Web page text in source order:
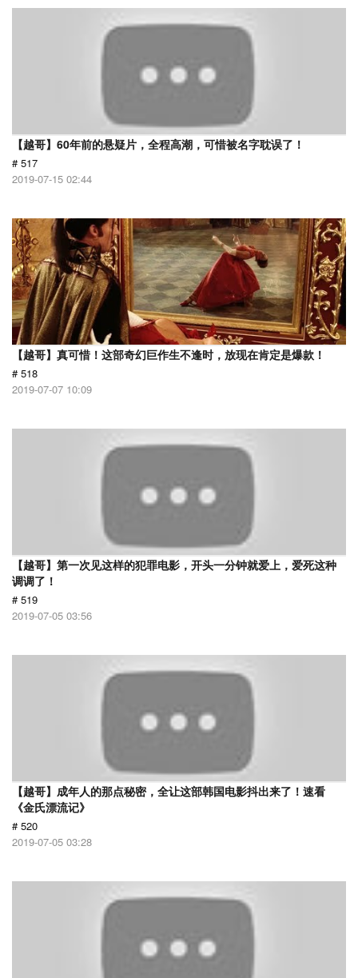
【越哥】60年前的悬疑片，全程高潮，可惜被名字耽误了！
# 517
2019-07-15 02:44
【越哥】真可惜！这部奇幻巨作生不逢时，放现在肯定是爆款！
# 518
2019-07-07 10:09
【越哥】第一次见这样的犯罪电影，开头一分钟就爱上，爱死这种
调调了！
# 519
2019-07-05 03:56
【越哥】成年人的那点秘密，全让这部韩国电影抖出来了！速看
《金氏漂流记》
# 520
2019-07-05 03:28